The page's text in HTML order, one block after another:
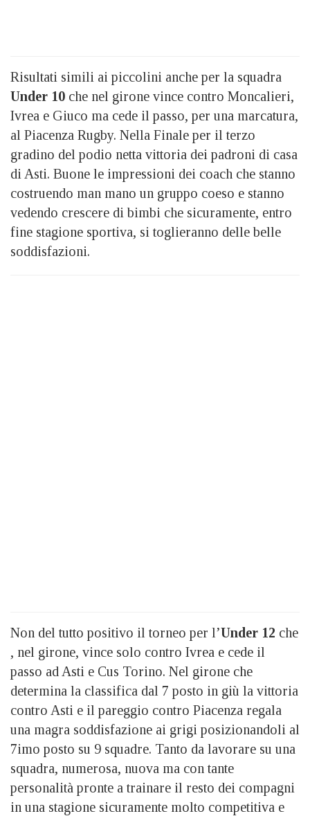
Risultati simili ai piccolini anche per la squadra
Under 10 che nel girone vince contro Moncalieri,
Ivrea e Giuco ma cede il passo, per una marcatura,
al Piacenza Rugby. Nella Finale per il terzo
gradino del podio netta vittoria dei padroni di casa
di Asti. Buone le impressioni dei coach che stanno
costruendo man mano un gruppo coeso e stanno
vedendo crescere di bimbi che sicuramente, entro
fine stagione sportiva, si toglieranno delle belle
soddisfazioni.
Non del tutto positivo il torneo per l’Under 12 che
, nel girone, vince solo contro Ivrea e cede il
passo ad Asti e Cus Torino. Nel girone che
determina la classifica dal 7 posto in giù la vittoria
contro Asti e il pareggio contro Piacenza regala
una magra soddisfazione ai grigi posizionandoli al
7imo posto su 9 squadre. Tanto da lavorare su una
squadra, numerosa, nuova ma con tante
personalità pronte a trainare il resto dei compagni
in una stagione sicuramente molto competitiva e